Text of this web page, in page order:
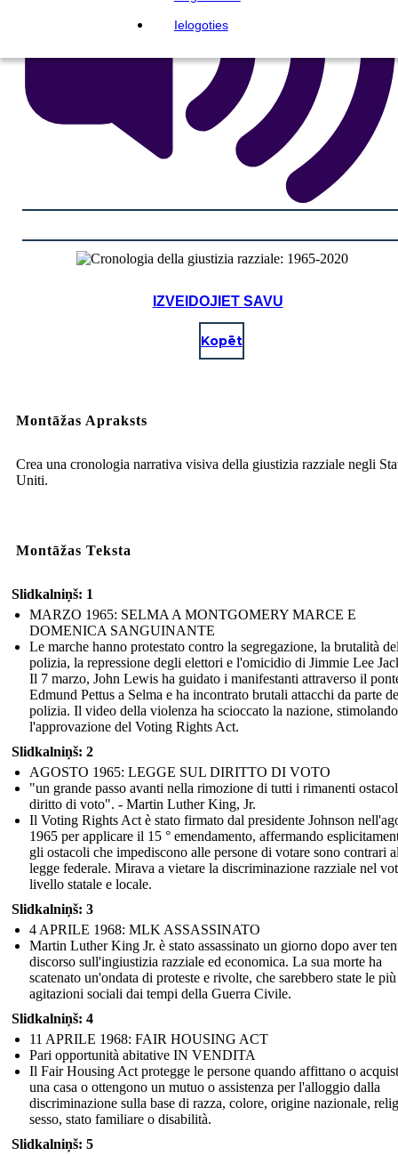
Ielogoties
IZVEIDOJIET SAVU
Kopēt
Montāžas Apraksts
Crea una cronologia narrativa visiva della giustizia razziale negli
Uniti.
Montāžas Teksta
Slidkalniņš: 1
MARZO 1965: SELMA A MONTGOMERY MARCE E
DOMENICA SANGUINANTE
Le marche hanno protestato contro la segregazione, la brutalità
polizia, la repressione degli elettori e l'omicidio di Jimmie Lee
Il 7 marzo, John Lewis ha guidato i manifestanti attraverso il
Edmund Pettus a Selma e ha incontrato brutali attacchi da parte
polizia. Il video della violenza ha scioccato la nazione, stimolando
l'approvazione del Voting Rights Act.
Slidkalniņš: 2
AGOSTO 1965: LEGGE SUL DIRITTO DI VOTO
"un grande passo avanti nella rimozione di tutti i rimanenti
diritto di voto". - Martin Luther King, Jr.
Il Voting Rights Act è stato firmato dal presidente Johnson
1965 per applicare il 15 ° emendamento, affermando
gli ostacoli che impediscono alle persone di votare sono contrari
legge federale. Mirava a vietare la discriminazione razziale nel
livello statale e locale.
Slidkalniņš: 3
4 APRILE 1968: MLK ASSASSINATO
Martin Luther King Jr. è stato assassinato un giorno dopo aver
discorso sull'ingiustizia razziale ed economica. La sua morte ha
scatenato un'ondata di proteste e rivolte, che sarebbero state le
agitazioni sociali dai tempi della Guerra Civile.
Slidkalniņš: 4
11 APRILE 1968: FAIR HOUSING ACT
Pari opportunità abitative IN VENDITA
Il Fair Housing Act protegge le persone quando affittano o
una casa o ottengono un mutuo o assistenza per l'alloggio dalla
discriminazione sulla base di razza, colore, origine nazionale,
sesso, stato familiare o disabilità.
Slidkalniņš: 5